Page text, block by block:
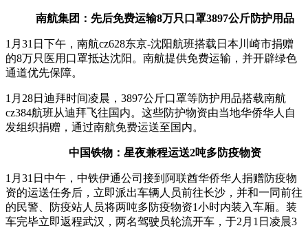
南航集团：先后免费运输8万只口罩3897公斤防护用品
1月31日下午，南航cz628东京-沈阳航班搭载日本川崎市捐赠
的8万只医用口罩抵达沈阳。南航提供免费运输，并开辟绿色
通道优先保障。
1月28日迪拜时间凌晨，3897公斤口罩等防护用品搭载南航
cz384航班从迪拜飞往国内。这些防护物资由当地华侨华人自
发组织捐赠，通过南航免费运送至国内。
中国铁物：星夜兼程运送2吨多防疫物资
1月31日中午，中铁伊通公司接到阿联酋华侨华人捐赠防疫物
资的运送任务后，立即派出车辆人员前往长沙，并和一同前往
的民警、防疫站人员将两吨多防疫物资1小时内装入车厢。装
车完毕立即返程武汉，两名驾驶员轮流开车，于2月1日凌晨3